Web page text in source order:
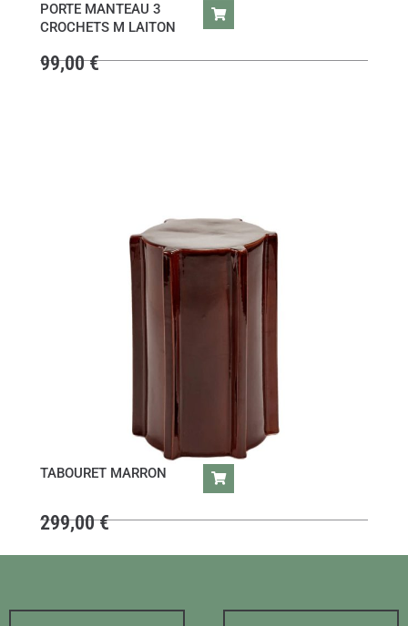
PORTE MANTEAU 3
CROCHETS M LAITON
99,00€
TABOURET MARRON
299,00€